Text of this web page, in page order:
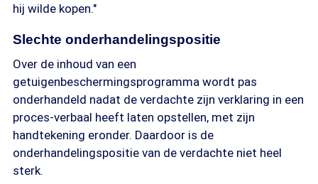
hij wilde kopen."
Slechte onderhandelingspositie
Over de inhoud van een
getuigenbeschermingsprogramma wordt pas
onderhandeld nadat de verdachte zijn verklaring in een
proces-verbaal heeft laten opstellen, met zijn
handtekening eronder. Daardoor is de
onderhandelingspositie van de verdachte niet heel
sterk.